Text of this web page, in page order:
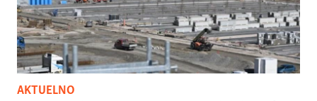
AKTUELNO